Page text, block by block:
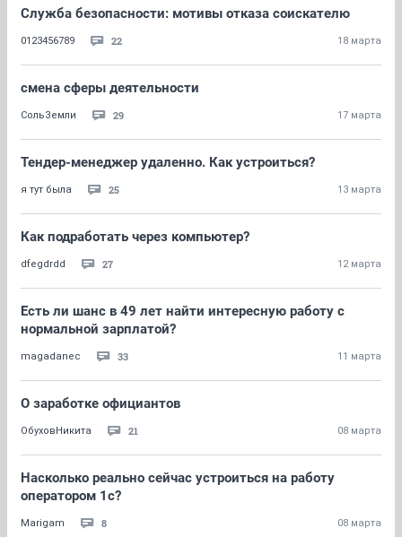
Служба безопасности: мотивы отказа соискателю
0123456789 22 18 марта
смена сферы деятельности
СольЗемли 29 17 марта
Тендер-менеджер удаленно. Как устроиться?
я тут была 25 13 марта
Как подработать через компьютер?
dfegdrdd 27 12 марта
Есть ли шанс в 49 лет найти интересную работу с
нормальной зарплатой?
magadanec 33 11 марта
О заработке официантов
ОбуховНикита 21 08 марта
Насколько реально сейчас устроиться на работу
оператором 1с?
Marigam 8 08 марта